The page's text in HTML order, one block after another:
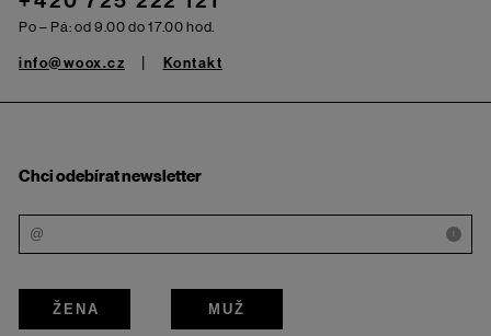
Po – Pá: od 9.00 do 17.00 hod.
info@woox.cz Kontakt
Chci odebírat newsletter
i
ŽENA MUŽ